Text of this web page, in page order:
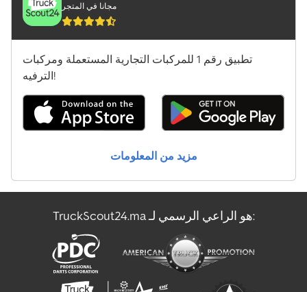
مجانا في المتجر
تطبيق رقم 1 للمركبات التجارية المستعملة ومركبات
الترفيه!
مزيد من المعلومات
TruckScout24.ma هو الراعي الرسمي لـ: